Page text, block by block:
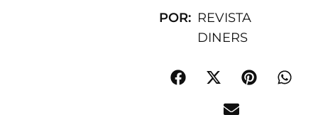
POR: REVISTA
DINERS